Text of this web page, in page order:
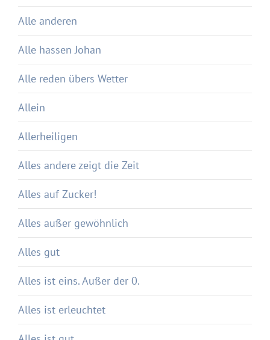
Alle anderen
Alle hassen Johan
Alle reden übers Wetter
Allein
Allerheiligen
Alles andere zeigt die Zeit
Alles auf Zucker!
Alles außer gewöhnlich
Alles gut
Alles ist eins. Außer der 0.
Alles ist erleuchtet